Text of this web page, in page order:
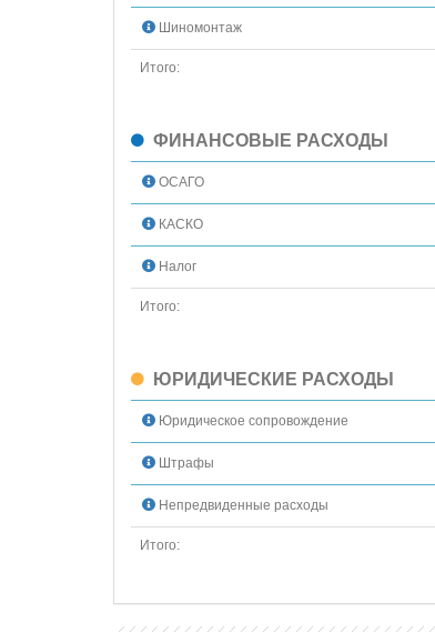
Шиномонтаж
Итого:
ФИНАНСОВЫЕ РАСХОДЫ
ОСАГО
КАСКО
Налог
Итого:
ЮРИДИЧЕСКИЕ РАСХОДЫ
Юридическое сопровождение
Штрафы
Непредвиденные расходы
Итого: